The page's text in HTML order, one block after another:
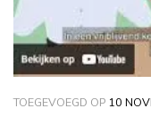
TOEGEVOEGD OP 10